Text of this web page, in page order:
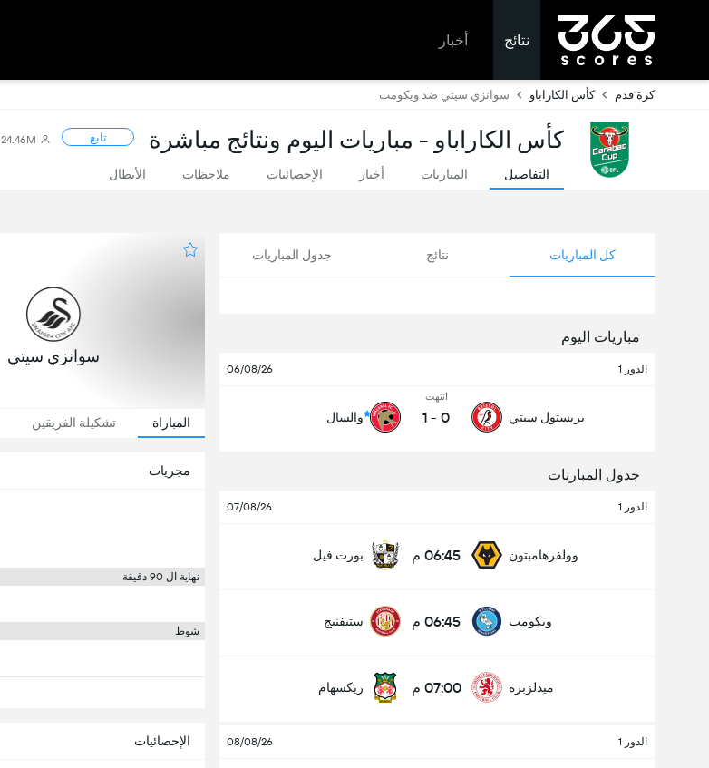
نتائج أخبار
كرة قدم كأس الكاراباو سوانزي سيتي ضد ويكومب
كأس الكاراباو - مباريات اليوم ونتائج مباشرة تابع 24.46M
التفاصيل المباريات أخبار الإحصائيات ملاحظات الأبطال
كل المباريات نتائج جدول المباريات
مباريات اليوم
الدور 1 06/08/26
بريستول سيتي
انتهت
0
-
1 والسال
جدول المباريات
الدور 1 07/08/26
وولفرهامبتون 06:45 م بورت فيل
ويكومب 06:45 م ستيفنيج
ميدلزبره 07:00 م ريكسهام
الدور 1 08/08/26
سوانزي سيتي
المباراة تشكيلة الفريقين
مجريات
نهاية ال 90 دقيقة
شوط
الإحصائيات